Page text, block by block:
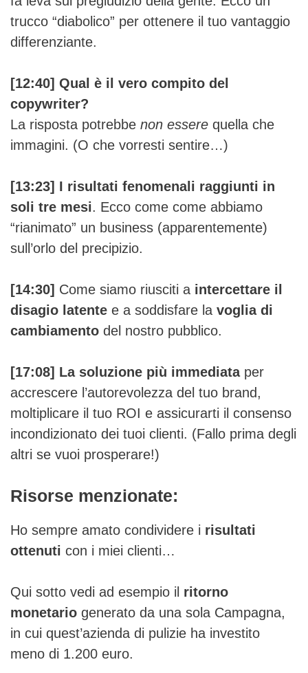
trucco “diabolico” per ottenere il tuo vantaggio
differenziante.
[12:40] Qual è il vero compito del
copywriter?
La risposta potrebbe non essere quella che
immagini. (O che vorresti sentire…)
[13:23] I risultati fenomenali raggiunti in
soli tre mesi. Ecco come come abbiamo
“rianimato” un business (apparentemente)
sull’orlo del precipizio.
[14:30] Come siamo riusciti a intercettare il
disagio latente e a soddisfare la voglia di
cambiamento del nostro pubblico.
[17:08] La soluzione più immediataper
accrescere l’autorevolezza del tuo brand,
moltiplicare il tuo ROI e assicurarti il consenso
incondizionato dei tuoi clienti. (Fallo prima degli
altri se vuoi prosperare!)
Risorse menzionate:
Ho sempre amato condividere i risultati
ottenuti con i miei clienti…
Qui sotto vedi ad esempio il ritorno
monetario generato da una sola Campagna,
in cui quest’azienda di pulizie ha investito
meno di 1.200 euro.